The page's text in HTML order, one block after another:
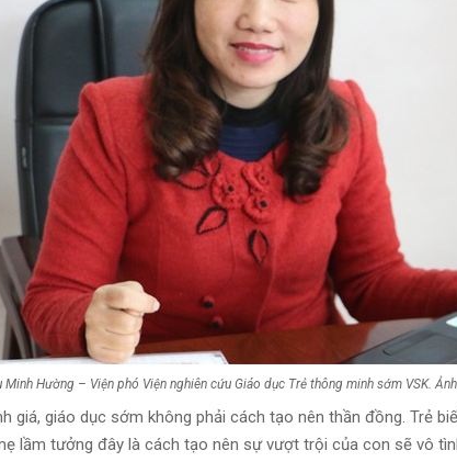
Minh Hường – Viện phó Viện nghiên cứu Giáo dục Trẻ thông minh sớm VSK.
giá, giáo dục sớm không phải cách tạo nên thần đồng. Trẻ
lầm tưởng đây là cách tạo nên sự vượt trội của con sẽ vô